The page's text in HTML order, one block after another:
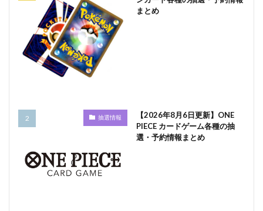
まとめ
抽選情報
【2026年8月6日更新】ONE
PIECE カードゲーム各種の抽
選・予約情報まとめ